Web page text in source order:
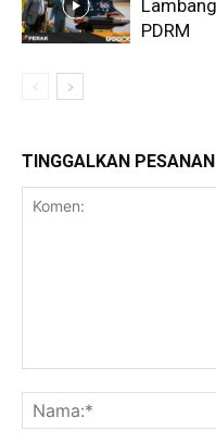
PDRM
TINGGALKAN PESANAN